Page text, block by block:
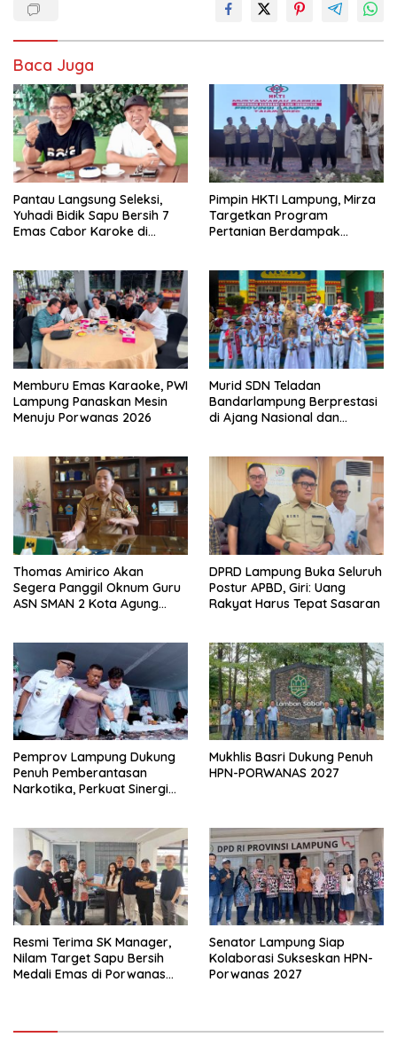
Baca Juga
Pantau Langsung Seleksi,
Yuhadi Bidik Sapu Bersih 7
Emas Cabor Karoke di
Pimpin HKTI Lampung, Mirza
Targetkan Program
Pertanian Berdampak
Memburu Emas Karaoke, PWI
Lampung Panaskan Mesin
Menuju Porwanas 2026
Murid SDN Teladan
Bandarlampung Berprestasi
di Ajang Nasional dan
Thomas Amirico Akan
Segera Panggil Oknum Guru
ASN SMAN 2 Kota Agung
DPRD Lampung Buka Seluruh
Postur APBD, Giri: Uang
Rakyat Harus Tepat Sasaran
Pemprov Lampung Dukung
Penuh Pemberantasan
Narkotika, Perkuat Sinergi
Mukhlis Basri Dukung Penuh
HPN-PORWANAS 2027
Resmi Terima SK Manager,
Nilam Target Sapu Bersih
Medali Emas di Porwanas
Senator Lampung Siap
Kolaborasi Sukseskan HPN-
Porwanas 2027